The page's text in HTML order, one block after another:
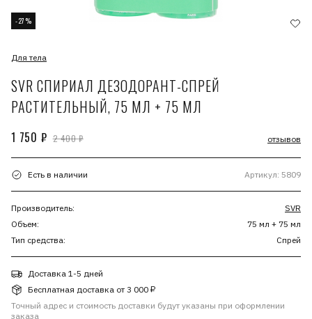
-27%
Для тела
SVR СПИРИАЛ ДЕЗОДОРАНТ-СПРЕЙ
РАСТИТЕЛЬНЫЙ, 75 МЛ + 75 МЛ
1 750 ₽ 2 400 ₽ отзывов
Есть в наличии Артикул: 5809
Производитель:
SVR
Объем:
75 мл + 75 мл
Тип средства:
Спрей
Доставка 1-5 дней
Бесплатная доставка от 3 000 ₽
Точный адрес и стоимость доставки будут указаны при оформлении
заказа